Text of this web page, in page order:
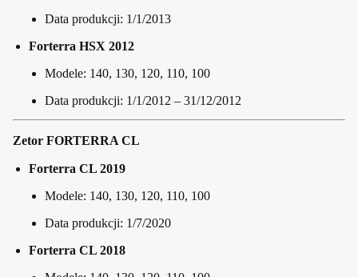
Data produkcji: 1/1/2013
Forterra HSX 2012
Modele: 140, 130, 120, 110, 100
Data produkcji: 1/1/2012 – 31/12/2012
Zetor FORTERRA CL
Forterra CL 2019
Modele: 140, 130, 120, 110, 100
Data produkcji: 1/7/2020
Forterra CL 2018